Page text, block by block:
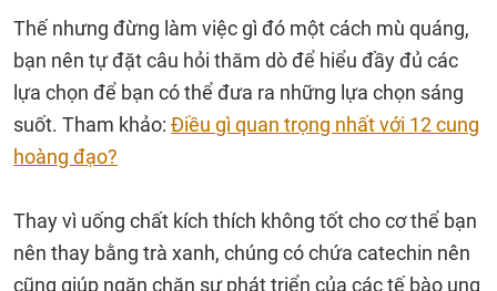
Thế nhưng đừng làm việc gì đó một cách mù quáng,
bạn nên tự đặt câu hỏi thăm dò để hiểu đầy đủ các
lựa chọn để bạn có thể đưa ra những lựa chọn sáng
suốt. Tham khảo: Điều gì quan trọng nhất với 12 cung
hoàng đạo?
Thay vì uống chất kích thích không tốt cho cơ thể bạn
nên thay bằng trà xanh, chúng có chứa catechin nên
cũng giúp ngăn chặn sự phát triển của các tế bào ung